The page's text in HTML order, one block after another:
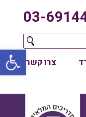
03-
צרו קשר